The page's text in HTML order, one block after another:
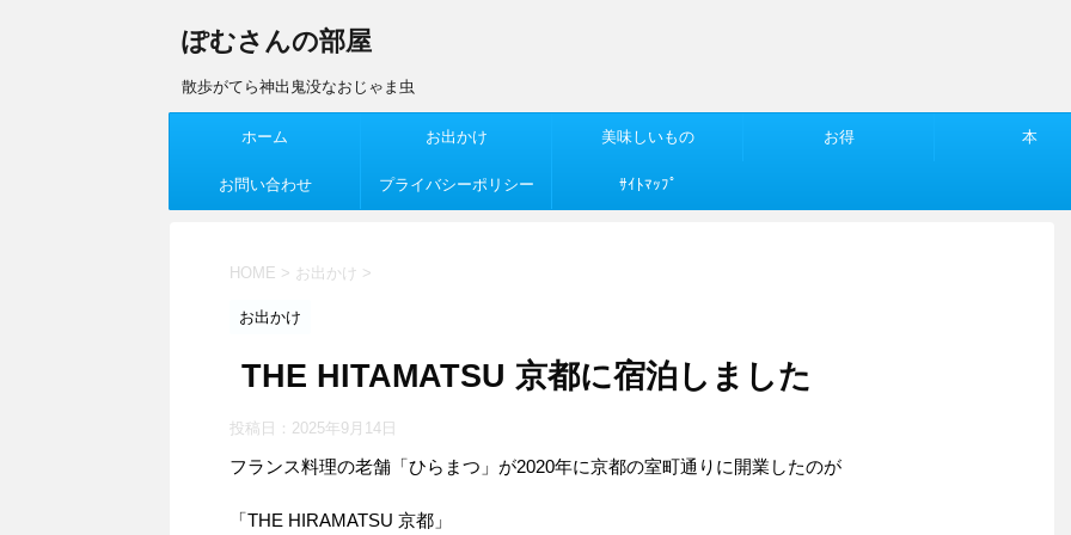
ぽむさんの部屋
散歩がてら神出鬼没なおじゃま虫
ホーム お出かけ 美味しいもの お得 本
お問い合わせ プライバシーポリシー ｻｲﾄﾏｯﾌﾟ
HOME > お出かけ >
お出かけ
THE HITAMATSU 京都に宿泊しました
投稿日： 2025年9月14日
フランス料理の老舗「ひらまつ」が2020年に京都の室町通りに開業したのが
「THE HIRAMATSU 京都」